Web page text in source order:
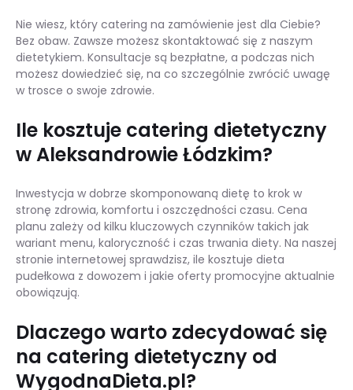
Nie wiesz, który catering na zamówienie jest dla Ciebie?
Bez obaw. Zawsze możesz skontaktować się z naszym
dietetykiem. Konsultacje są bezpłatne, a podczas nich
możesz dowiedzieć się, na co szczególnie zwrócić uwagę
w trosce o swoje zdrowie.
Ile kosztuje catering dietetyczny
w Aleksandrowie Łódzkim?
Inwestycja w dobrze skomponowaną dietę to krok w
stronę zdrowia, komfortu i oszczędności czasu. Cena
planu zależy od kilku kluczowych czynników takich jak
wariant menu, kaloryczność i czas trwania diety. Na naszej
stronie internetowej sprawdzisz, ile kosztuje dieta
pudełkowa z dowozem i jakie oferty promocyjne aktualnie
obowiązują.
Dlaczego warto zdecydować się
na catering dietetyczny od
WygodnaDieta.pl?